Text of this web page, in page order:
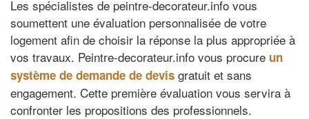
Les spécialistes de peintre-decorateur.info vous
soumettent une évaluation personnalisée de votre
logement afin de choisir la réponse la plus appropriée à
vos travaux. Peintre-decorateur.info vous procure un
système de demande de devis gratuit et sans
engagement. Cette première évaluation vous servira à
confronter les propositions des professionnels.